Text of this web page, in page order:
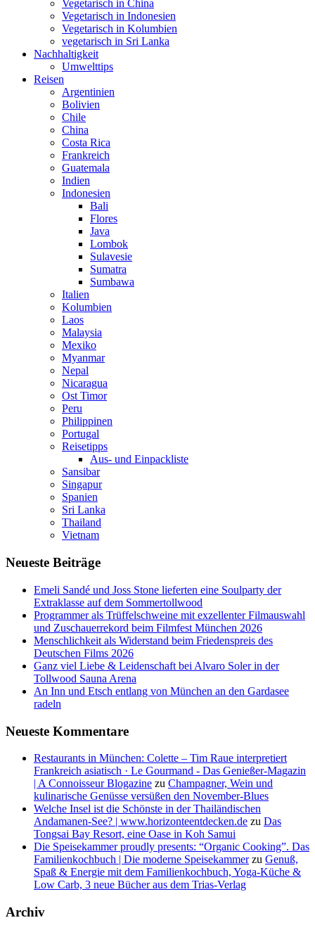
Vegetarisch in China
Vegetarisch in Indonesien
Vegetarisch in Kolumbien
vegetarisch in Sri Lanka
Nachhaltigkeit
Umwelttips
Reisen
Argentinien
Bolivien
Chile
China
Costa Rica
Frankreich
Guatemala
Indien
Indonesien
Bali
Flores
Java
Lombok
Sulavesie
Sumatra
Sumbawa
Italien
Kolumbien
Laos
Malaysia
Mexiko
Myanmar
Nepal
Nicaragua
Ost Timor
Peru
Philippinen
Portugal
Reisetipps
Aus- und Einpackliste
Sansibar
Singapur
Spanien
Sri Lanka
Thailand
Vietnam
Neueste Beiträge
Emeli Sandé und Joss Stone lieferten eine Soulparty der
Extraklasse auf dem Sommertollwood
Programmer als Trüffelschweine mit exzellenter Filmauswahl
und Zuschauerrekord beim Filmfest München 2026
Menschlichkeit als Widerstand beim Friedenspreis des
Deutschen Films 2026
Ganz viel Liebe & Leidenschaft bei Alvaro Soler in der
Tollwood Sauna Arena
An Inn und Etsch entlang von München an den Gardasee
radeln
Neueste Kommentare
Restaurants in München: Colette – Tim Raue interpretiert
Frankreich asiatisch · Le Gourmand - Das Genießer-Magazin
| A Connoisseur Blogazine zu Champagner, Wein und
kulinarische Genüsse versüßen den November-Blues
Welche Insel ist die Schönste in der Thailändischen
Andamanen-See? | www.horizonteentdecken.de zu Das
Tongsai Bay Resort, eine Oase in Koh Samui
Die Speisekammer proudly presents: “Organic Cooking”. Das
Familienkochbuch | Die moderne Speisekammerzu Genuß,
Spaß & Energie mit dem Familienkochbuch, Yoga-Küche &
Low Carb, 3 neue Bücher aus dem Trias-Verlag
Archiv